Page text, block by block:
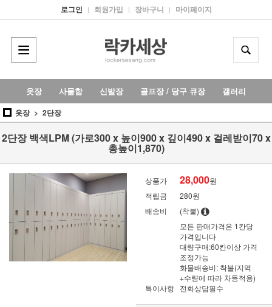
로그인 | 회원가입 | 장바구니 | 마이페이지
옷장 사물함 신발장 골프장 / 당구 큐장 갤러리
옷장 2단장
2단장 백색LPM (가로300 x 높이900 x 깊이490 x 걸레받이70 x
총높이1,870)
상품가 28,000원
적립금
280원
배송비
(착불)
특이사항
모든 판매가격은 1칸당
가격입니다
대량구매:60칸이상 가격
조정가능
화물배송비: 착불(지역
+수량에 따라 차등적용)
전화상담필수